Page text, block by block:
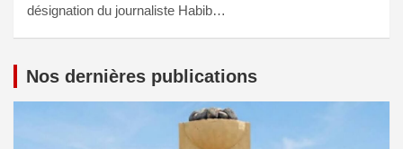
désignation du journaliste Habib…
Nos dernières publications